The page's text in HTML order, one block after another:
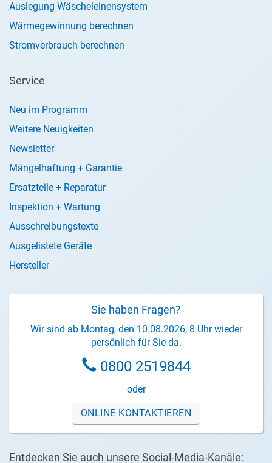
Auslegung Wäscheleinensystem
Wärmegewinnung berechnen
Stromverbrauch berechnen
Service
Neu im Programm
Weitere Neuigkeiten
Newsletter
Mängelhaftung + Garantie
Ersatzteile + Reparatur
Inspektion + Wartung
Ausschreibungstexte
Ausgelistete Geräte
Hersteller
Sie haben Fragen?
Wir sind ab Montag, den 10.08.2026, 8 Uhr wieder
persönlich für Sie da.
0800 2519844
oder
ONLINE KONTAKTIEREN
Entdecken Sie auch unsere Social-Media-Kanäle: